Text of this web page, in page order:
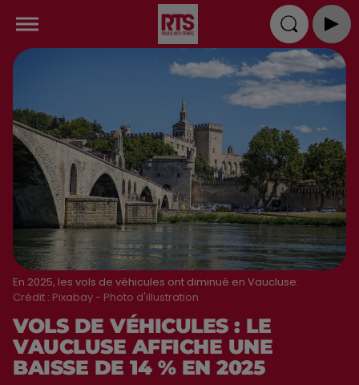
En 2025, les vols de véhicules ont diminué en Vaucluse.
Crédit : Pixabay - Photo d'illustration
VOLS DE VÉHICULES : LE
VAUCLUSE AFFICHE UNE
BAISSE DE 14 % EN 2025